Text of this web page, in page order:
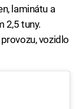
laminátu a
2,5 tuny.
vozidlo